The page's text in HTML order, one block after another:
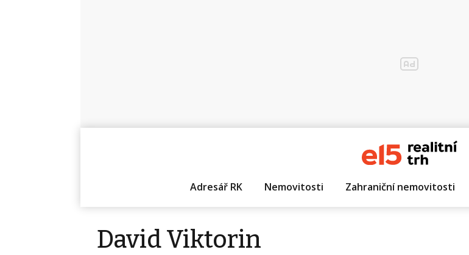
Adresář RK Nemovitosti Zahraniční nemovitosti
David Viktorin